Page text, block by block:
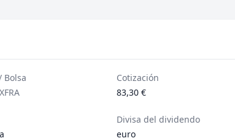
Bolsa
XFRA
Cotización
83,30 €
Divisa del dividendo
euro